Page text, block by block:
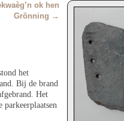
ok hen
Grönning →
het
Bij de brand
Het